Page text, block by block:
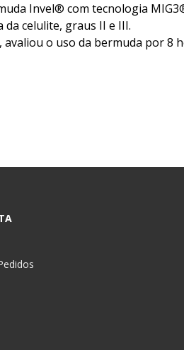
Invel® com tecnologia
celulite, graus II e III.
o uso da bermuda por 8